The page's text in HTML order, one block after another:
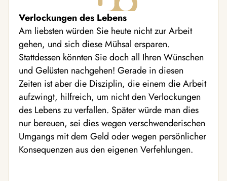
Verlockungen des Lebens
Am liebsten würden Sie heute nicht zur Arbeit
gehen, und sich diese Mühsal ersparen.
Stattdessen könnten Sie doch all Ihren Wünschen
und Gelüsten nachgehen! Gerade in diesen
Zeiten ist aber die Disziplin, die einem die Arbeit
aufzwingt, hilfreich, um nicht den Verlockungen
des Lebens zu verfallen. Später würde man dies
nur bereuen, sei dies wegen verschwenderischen
Umgangs mit dem Geld oder wegen persönlicher
Konsequenzen aus den eigenen Verfehlungen.